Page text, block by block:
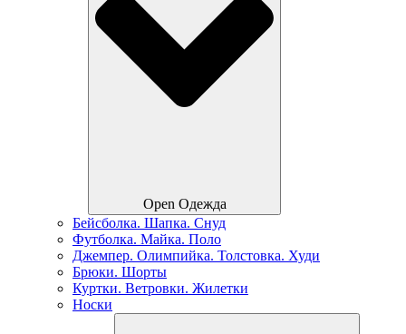
Open Одежда
Бейсболка. Шапка. Снуд
Футболка. Майка. Поло
Джемпер. Олимпийка. Толстовка. Худи
Брюки. Шорты
Куртки. Ветровки. Жилетки
Носки